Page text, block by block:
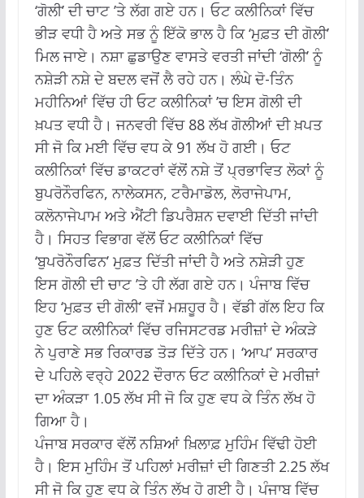
‘ਗੋਲੀ’ ਦੀ ਚਾਟ ’ਤੇ ਲੱਗ ਗਏ ਹਨ। ਓਟ ਕਲੀਨਿਕਾਂ ਵਿੱਚ
ਭੀੜ ਵਧੀ ਹੈ ਅਤੇ ਸਭ ਨੂੰ ਇੱਕੋ ਭਾਲ ਹੈ ਕਿ ‘ਮੁਫ਼ਤ ਦੀ ਗੋਲੀ’
ਮਿਲ ਜਾਏ। ਨਸ਼ਾ ਛੁਡਾਉਣ ਵਾਸਤੇ ਵਰਤੀ ਜਾਂਦੀ ‘ਗੋਲੀ’ ਨੂੰ
ਨਸ਼ੇੜੀ ਨਸ਼ੇ ਦੇ ਬਦਲ ਵਜੋਂ ਲੈ ਰਹੇ ਹਨ। ਲੰਘੇ ਦੋ-ਤਿੰਨ
ਮਹੀਨਿਆਂ ਵਿੱਚ ਹੀ ਓਟ ਕਲੀਨਿਕਾਂ ’ਚ ਇਸ ਗੋਲੀ ਦੀ
ਖ਼ਪਤ ਵਧੀ ਹੈ। ਜਨਵਰੀ ਵਿੱਚ 88 ਲੱਖ ਗੋਲੀਆਂ ਦੀ ਖ਼ਪਤ
ਸੀ ਜੋ ਕਿ ਮਈ ਵਿੱਚ ਵਧ ਕੇ 91 ਲੱਖ ਹੋ ਗਈ। ਓਟ
ਕਲੀਨਿਕਾਂ ਵਿੱਚ ਡਾਕਟਰਾਂ ਵੱਲੋਂ ਨਸ਼ੇ ਤੋਂ ਪ੍ਰਭਾਵਿਤ ਲੋਕਾਂ ਨੂੰ
ਬੁਪਰੋਨੌਰਫਿਨ, ਨਾਲੇਕਸਨ, ਟਰੈਮਾਡੋਲ, ਲੋਰਾਜੇਪਾਮ,
ਕਲੋਨਾਜੇਪਾਮ ਅਤੇ ਐਂਟੀ ਡਿਪਰੈਸ਼ਨ ਦਵਾਈ ਦਿੱਤੀ ਜਾਂਦੀ
ਹੈ। ਸਿਹਤ ਵਿਭਾਗ ਵੱਲੋਂ ਓਟ ਕਲੀਨਿਕਾਂ ਵਿੱਚ
‘ਬੁਪਰੋਨੌਰਫਿਨ’ ਮੁਫ਼ਤ ਦਿੱਤੀ ਜਾਂਦੀ ਹੈ ਅਤੇ ਨਸ਼ੇੜੀ ਹੁਣ
ਇਸ ਗੋਲੀ ਦੀ ਚਾਟ ’ਤੇ ਹੀ ਲੱਗ ਗਏ ਹਨ। ਪੰਜਾਬ ਵਿੱਚ
ਇਹ ‘ਮੁਫ਼ਤ ਦੀ ਗੋਲੀ’ ਵਜੋਂ ਮਸ਼ਹੂਰ ਹੈ। ਵੱਡੀ ਗੱਲ ਇਹ ਕਿ
ਹੁਣ ਓਟ ਕਲੀਨਿਕਾਂ ਵਿੱਚ ਰਜਿਸਟਰਡ ਮਰੀਜ਼ਾਂ ਦੇ ਅੰਕੜੇ
ਨੇ ਪੁਰਾਣੇ ਸਭ ਰਿਕਾਰਡ ਤੋੜ ਦਿੱਤੇ ਹਨ। ‘ਆਪ’ ਸਰਕਾਰ
ਦੇ ਪਹਿਲੇ ਵਰ੍ਹੇ 2022 ਦੌਰਾਨ ਓਟ ਕਲੀਨਿਕਾਂ ਦੇ ਮਰੀਜ਼ਾਂ
ਦਾ ਅੰਕੜਾ 1.05 ਲੱਖ ਸੀ ਜੋ ਕਿ ਹੁਣ ਵਧ ਕੇ ਤਿੰਨ ਲੱਖ ਹੋ
ਗਿਆ ਹੈ।
ਪੰਜਾਬ ਸਰਕਾਰ ਵੱਲੋਂ ਨਸ਼ਿਆਂ ਖ਼ਿਲਾਫ਼ ਮੁਹਿੰਮ ਵਿੱਢੀ ਹੋਈ
ਹੈ। ਇਸ ਮੁਹਿੰਮ ਤੋਂ ਪਹਿਲਾਂ ਮਰੀਜ਼ਾਂ ਦੀ ਗਿਣਤੀ 2.25 ਲੱਖ
ਸੀ ਜੋ ਕਿ ਹੁਣ ਵਧ ਕੇ ਤਿੰਨ ਲੱਖ ਹੋ ਗਈ ਹੈ। ਪੰਜਾਬ ਵਿੱਚ